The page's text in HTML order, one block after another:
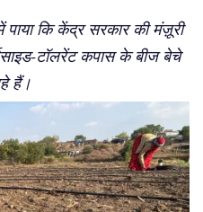
पाया कि केंद्र सरकार की मंज़ूरी
टॉलरेंट कपास के बीज बेचे
हैं।